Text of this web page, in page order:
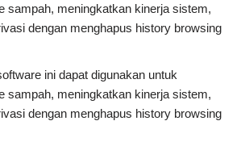
sampah, meningkatkan kinerja sistem,
dengan menghapus history browsing
ini dapat digunakan untuk
sampah, meningkatkan kinerja sistem,
dengan menghapus history browsing